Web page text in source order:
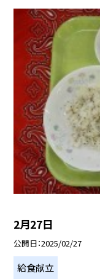
2月27日
公開日 2025/02/27
給食献立